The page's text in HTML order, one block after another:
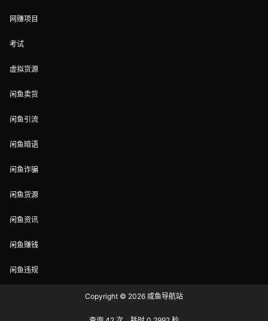
网赚项目
考试
虚拟货源
闲鱼卖货
闲鱼引流
闲鱼暗语
闲鱼诈骗
闲鱼货源
闲鱼资讯
闲鱼赚钱
闲鱼违规
Copyright © 2026 咸鱼导航站